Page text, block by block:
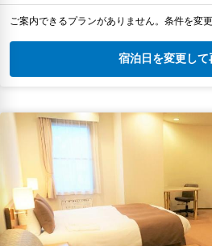
ご案内できるプランがありません。条件を変
宿泊日を変更して